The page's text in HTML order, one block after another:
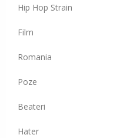
Hip Hop Strain
Film
Romania
Poze
Beateri
Hater